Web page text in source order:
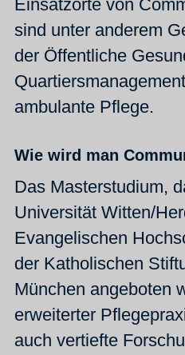
Einsatzorte von
sind unter anderem
der Öffentliche
ambulante Pflege.
Wie wird man
Das Masterstudium,
Universität Witten/
Evangelischen
der Katholischen
München angeboten
erweiterter
auch vertiefte